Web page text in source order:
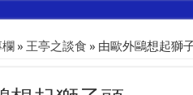
» 王亭之談食 » 由歐外鷗想起獅